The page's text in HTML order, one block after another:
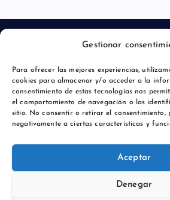
Gestionar
Para ofrecer las mejores experiencias,
cookies para almacenar y/o acceder a la
consentimiento de estas tecnologías nos
el comportamiento de navegación o las
sitio. No consentir o retirar el consentimiento,
negativamente a ciertas características y
Aceptar
Denegar
Aviso legal
Política de privacidad
Copyright © 2026